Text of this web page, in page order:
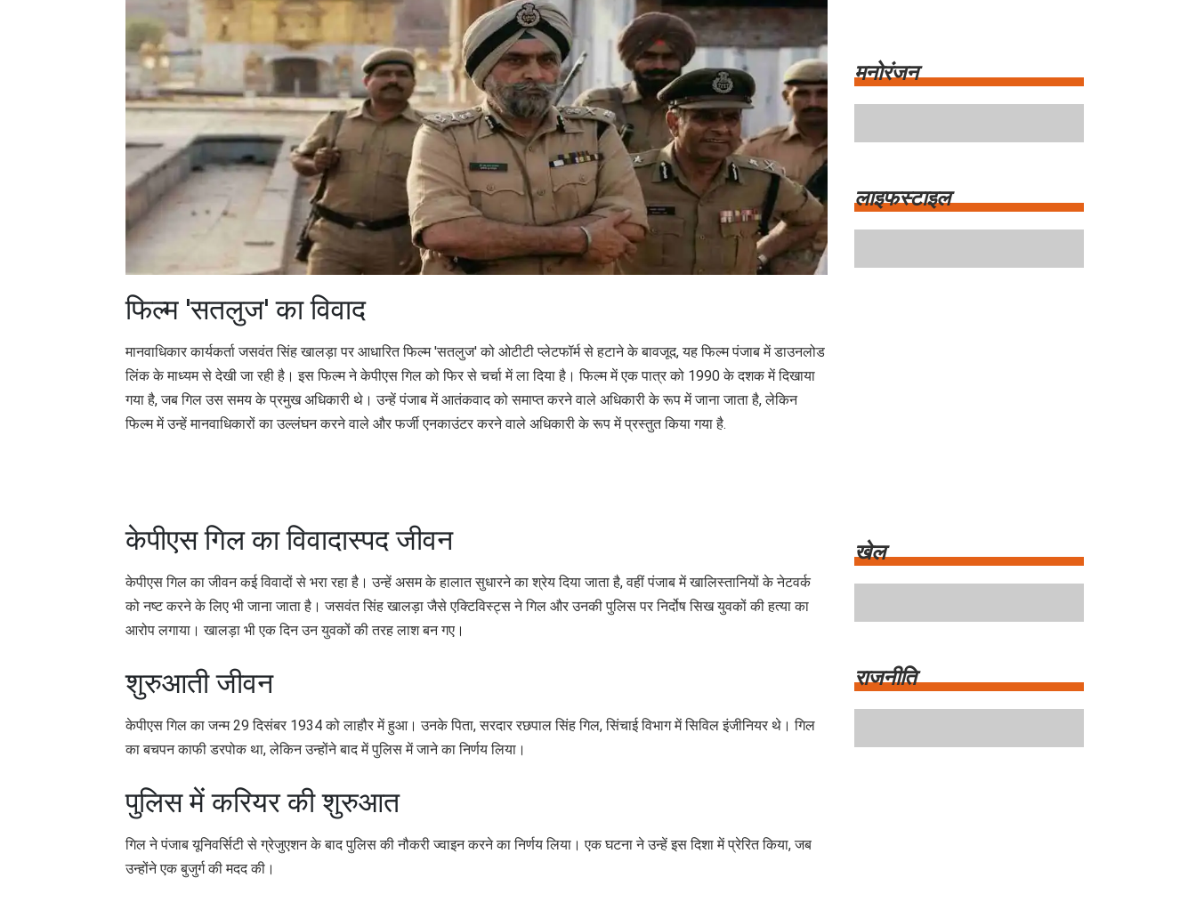
फिल्म 'सतलुज' का विवाद
मानवाधिकार कार्यकर्ता जसवंत सिंह खालड़ा पर आधारित फिल्म 'सतलुज' को ओटीटी प्लेटफॉर्म से हटाने के बावजूद, यह फिल्म पंजाब में डाउनलोड
लिंक के माध्यम से देखी जा रही है। इस फिल्म ने केपीएस गिल को फिर से चर्चा में ला दिया है। फिल्म में एक पात्र को 1990 के दशक में दिखाया
गया है, जब गिल उस समय के प्रमुख अधिकारी थे। उन्हें पंजाब में आतंकवाद को समाप्त करने वाले अधिकारी के रूप में जाना जाता है, लेकिन
फिल्म में उन्हें मानवाधिकारों का उल्लंघन करने वाले और फर्जी एनकाउंटर करने वाले अधिकारी के रूप में प्रस्तुत किया गया है.
केपीएस गिल का विवादास्पद जीवन
केपीएस गिल का जीवन कई विवादों से भरा रहा है। उन्हें असम के हालात सुधारने का श्रेय दिया जाता है, वहीं पंजाब में खालिस्तानियों के नेटवर्क
को नष्ट करने के लिए भी जाना जाता है। जसवंत सिंह खालड़ा जैसे एक्टिविस्ट्स ने गिल और उनकी पुलिस पर निर्दोष सिख युवकों की हत्या का
आरोप लगाया। खालड़ा भी एक दिन उन युवकों की तरह लाश बन गए।
शुरुआती जीवन
केपीएस गिल का जन्म 29 दिसंबर 1934 को लाहौर में हुआ। उनके पिता, सरदार रछपाल सिंह गिल, सिंचाई विभाग में सिविल इंजीनियर थे। गिल
का बचपन काफी डरपोक था, लेकिन उन्होंने बाद में पुलिस में जाने का निर्णय लिया।
पुलिस में करियर की शुरुआत
गिल ने पंजाब यूनिवर्सिटी से ग्रेजुएशन के बाद पुलिस की नौकरी ज्वाइन करने का निर्णय लिया। एक घटना ने उन्हें इस दिशा में प्रेरित किया, जब
उन्होंने एक बुजुर्ग की मदद की।